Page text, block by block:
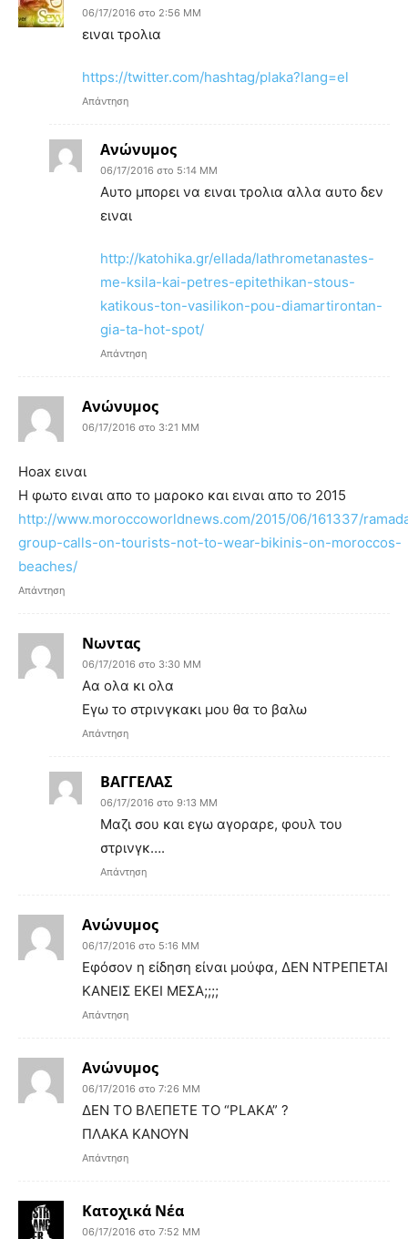
06/17/2016 στο 2:56 ΜΜ
ειναι τρολια
https://twitter.com/hashtag/plaka?lang=el
Απάντηση
Ανώνυμος
06/17/2016 στο 5:14 ΜΜ
Αυτο μπορει να ειναι τρολια αλλα αυτο δεν
ειναι
http://katohika.gr/ellada/lathrometanastes-
me-ksila-kai-petres-epitethikan-stous-
katikous-ton-vasilikon-pou-diamartirontan-
gia-ta-hot-spot/
Απάντηση
Ανώνυμος
06/17/2016 στο 3:21 ΜΜ
Hoax ειναι
Η φωτο ειναι απο το μαροκο και ειναι απο το 2015
http://www.moroccoworldnews.com/2015/06/161337/
group-calls-on-tourists-not-to-wear-bikinis-on-moroccos-
beaches/
Απάντηση
Νωντας
06/17/2016 στο 3:30 ΜΜ
Αα ολα κι ολα
Εγω το στρινγκακι μου θα το βαλω
Απάντηση
ΒΑΓΓΕΛΑΣ
06/17/2016 στο 9:13 ΜΜ
Μαζι σου και εγω αγοραρε, φουλ του
στρινγκ….
Απάντηση
Ανώνυμος
06/17/2016 στο 5:16 ΜΜ
Εφόσον η είδηση είναι μούφα, ΔΕΝ ΝΤΡΕΠΕΤΑΙ
ΚΑΝΕΙΣ ΕΚΕΙ ΜΕΣΑ;;;;
Απάντηση
Ανώνυμος
06/17/2016 στο 7:26 ΜΜ
ΔΕΝ ΤΟ ΒΛΕΠΕΤΕ ΤΟ “PLAKA” ?
ΠΛΑΚΑ ΚΑΝΟΥΝ
Απάντηση
Κατοχικά Νέα
06/17/2016 στο 7:52 ΜΜ